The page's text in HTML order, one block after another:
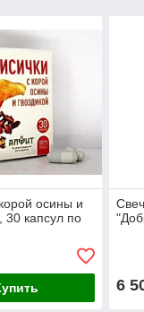
осины и
30 капсул по
6